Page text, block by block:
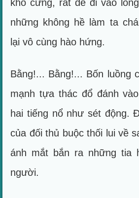
khô cứng, rất dễ đi vào
những không hề làm ta
lại vô cùng hào hứng.
Bằng!... Bằng!... Bốn luồng
mạnh tựa thác đổ đánh
hai tiếng nổ như sét động.
của đối thủ buộc thối lui về
ánh mắt bắn ra những tia
người.